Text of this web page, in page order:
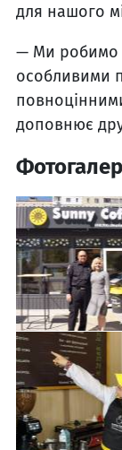
для нашого
— Ми робимо
особливими
доповнює